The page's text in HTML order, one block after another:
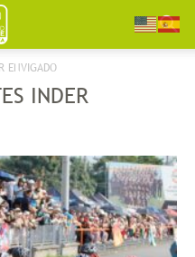
ENVIGADO
INDER